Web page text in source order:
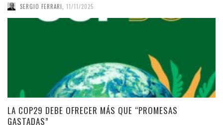
SERGIO FERRARI 11/11/2025
LA COP29 DEBE OFRECER MÁS QUE “PROMESAS
GASTADAS”